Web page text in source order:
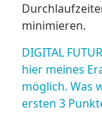
minimieren.
DIGITAL
hier meines
möglich. Was
ersten 3